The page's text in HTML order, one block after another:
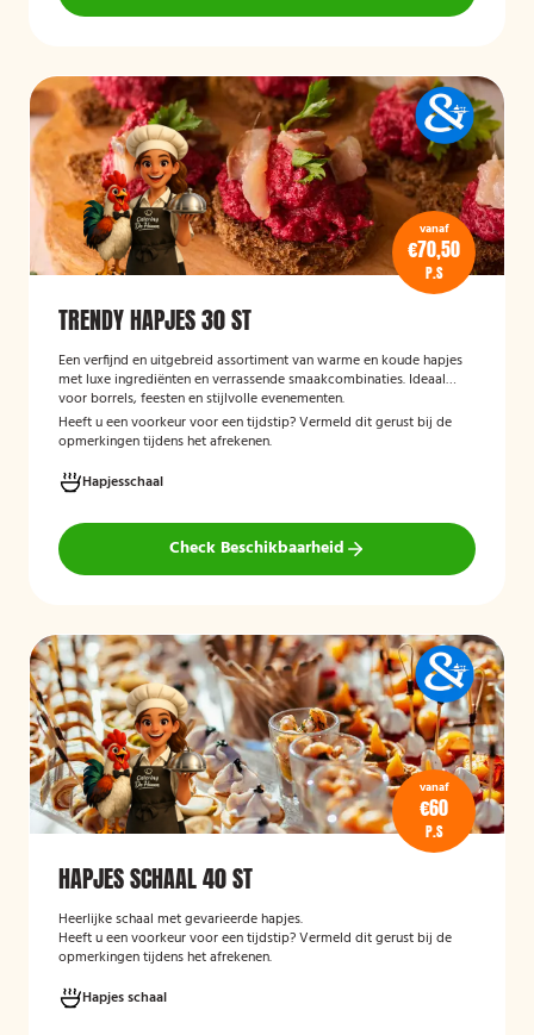
vanaf
€70,50
P.S
TRENDY HAPJES 30 ST
Een verfijnd en uitgebreid assortiment van warme en koude hapjes
met luxe ingrediënten en verrassende smaakcombinaties. Ideaal
voor borrels, feesten en stijlvolle evenementen.
Heeft u een voorkeur voor een tijdstip? Vermeld dit gerust bij de
opmerkingen tijdens het afrekenen.
Hapjesschaal
Check Beschikbaarheid
vanaf
€60
P.S
HAPJES SCHAAL 40 ST
Heerlijke schaal met gevarieerde hapjes.
Heeft u een voorkeur voor een tijdstip? Vermeld dit gerust bij de
opmerkingen tijdens het afrekenen.
Hapjes schaal